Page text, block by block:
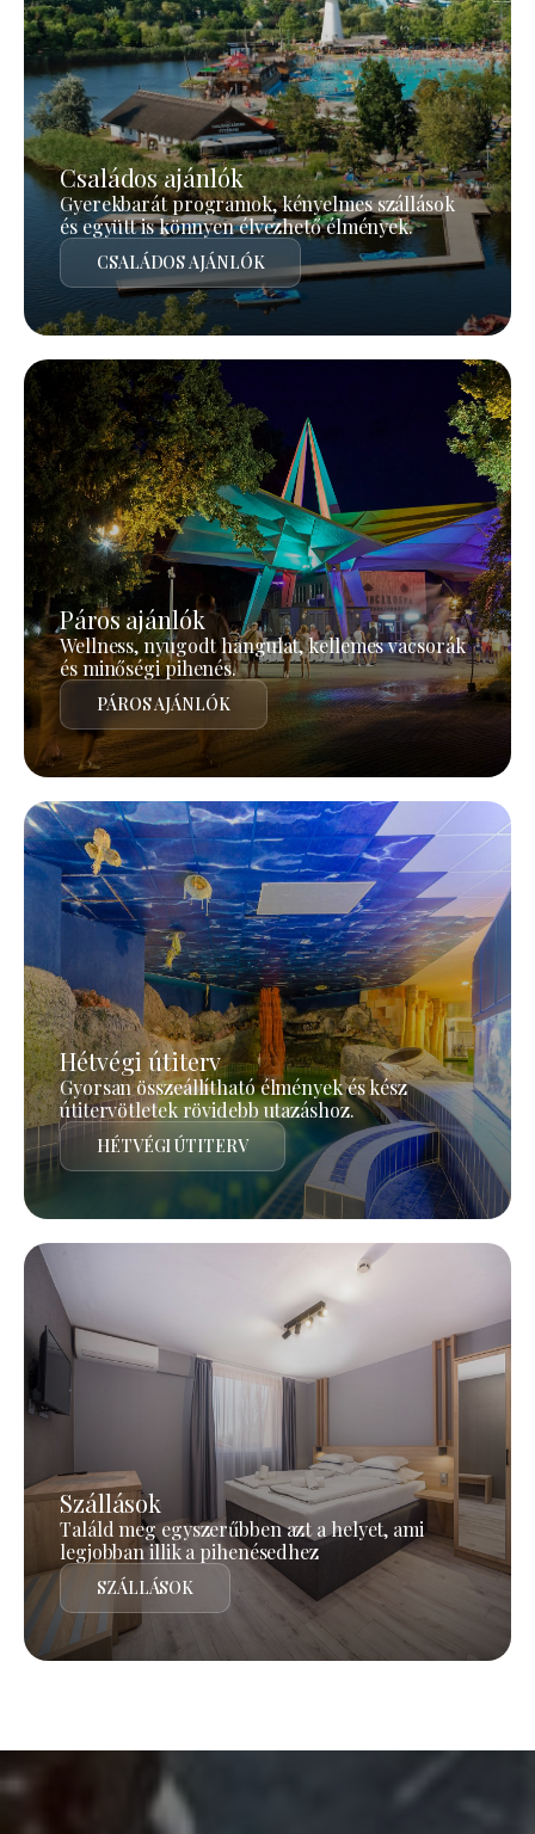
Családos ajánlók
Gyerekbarát programok, kényelmes szállások
és együtt is könnyen élvezhető élmények.
CSALÁDOS AJÁNLÓK
Páros ajánlók
Wellness, nyugodt hangulat, kellemes vacsorák
és minőségi pihenés.
PÁROS AJÁNLÓK
Hétvégi útiterv
Gyorsan összeállítható élmények és kész
útitervötletek rövidebb utazáshoz.
HÉTVÉGI ÚTITERV
Szállások
Találd meg egyszerűbben azt a helyet, ami
legjobban illik a pihenésedhez
SZÁLLÁSOK